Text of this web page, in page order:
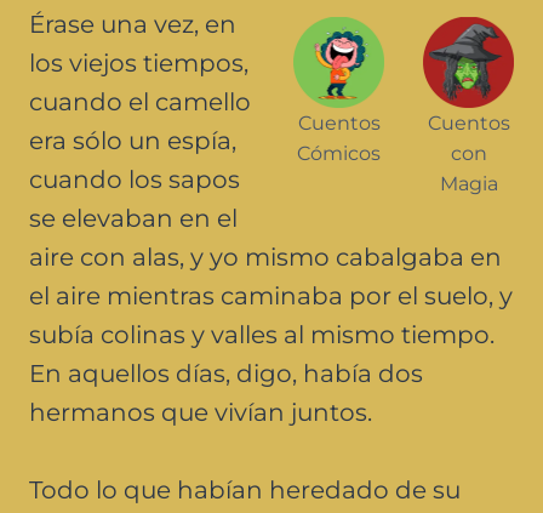
Cuentos
con
Magia
Cuentos
Cómicos
Érase una vez, en
los viejos tiempos,
cuando el camello
era sólo un espía,
cuando los sapos
se elevaban en el
aire con alas, y yo mismo cabalgaba en
el aire mientras caminaba por el suelo, y
subía colinas y valles al mismo tiempo.
En aquellos días, digo, había dos
hermanos que vivían juntos.
Todo lo que habían heredado de su